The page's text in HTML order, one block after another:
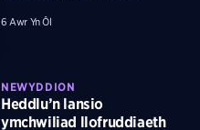
6 Awr Yn Ôl
NEWYDDION
Heddlu’n lansio
ymchwiliad llofruddiaeth